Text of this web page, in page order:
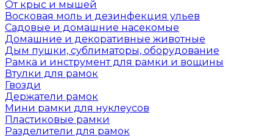
От крыс и мышей
Восковая моль и дезинфекция ульев
Садовые и домашние насекомые
Домашние и декоративные животные
Дым пушки, сублиматоры, оборудование
Рамка и инструмент для рамки и вощины
Втулки для рамок
Гвозди
Держатели рамок
Мини рамки для нуклеусов
Пластиковые рамки
Разделители для рамок